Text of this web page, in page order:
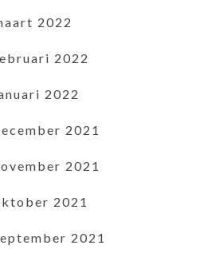
2022
2022
2022
2021
2021
2021
2021